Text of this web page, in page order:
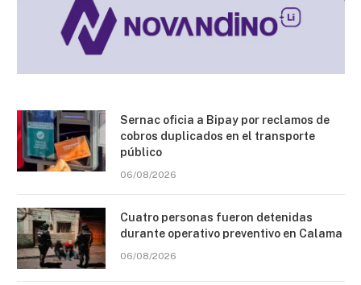
Sernac oficia a Bipay por reclamos de
cobros duplicados en el transporte
público
06/08/2026
Cuatro personas fueron detenidas
durante operativo preventivo en Calama
06/08/2026